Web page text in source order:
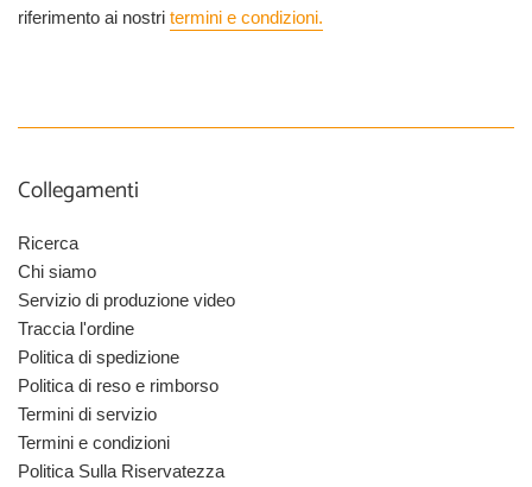
riferimento ai nostri termini e condizioni.
Collegamenti
Ricerca
Chi siamo
Servizio di produzione video
Traccia l'ordine
Politica di spedizione
Politica di reso e rimborso
Termini di servizio
Termini e condizioni
Politica Sulla Riservatezza